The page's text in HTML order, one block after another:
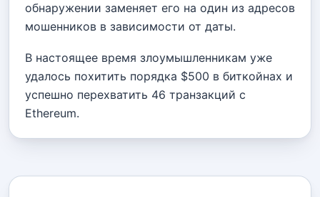
обнаружении заменяет его на один из адресов
мошенников в зависимости от даты.
В настоящее время злоумышленникам уже
удалось похитить порядка $500 в биткойнах и
успешно перехватить 46 транзакций с
Ethereum.